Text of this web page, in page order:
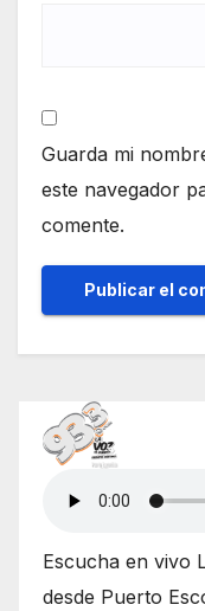
Guarda mi
este navegador
comente.
Escucha en vivo
desde Puerto